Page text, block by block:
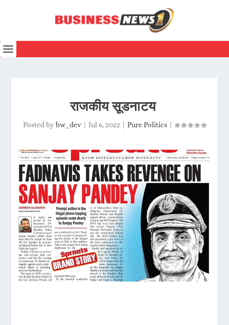
राजकीय सूडनाटय
Posted bybw_dev Jul 6, 2022 Pure Politics